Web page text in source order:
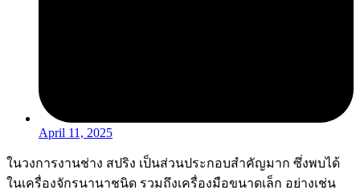
April 11, 2025
ในวงการงานช่าง สปริง เป็นส่วนประกอบสำคัญมาก ซึ่งพบได้
ในเครื่องจักรนานาชนิด รวมถึงเครื่องมือขนาดเล็ก อย่างเช่น